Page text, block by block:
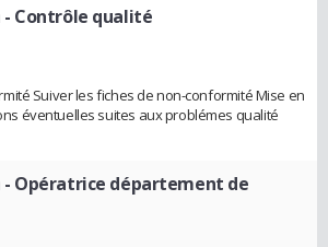
- Contrôle qualité
Suiver les fiches de non-conformité Mise en
éventuelles suites aux problémes qualité
- Opératrice département de